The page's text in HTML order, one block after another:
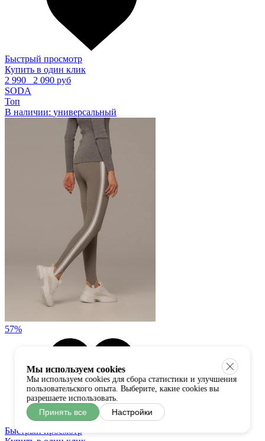
Быстрый просмотр
Купить в один клик
2 990
2 090 руб
SODA
Топ
В наличии: универсальный
57%
Быстрый просмотр
Мы используем cookies
Мы используем cookies для сбора статистики и улучшения
пользовательского опыта. Выберите, какие cookies вы
разрешаете использовать.
Принять все Настройки